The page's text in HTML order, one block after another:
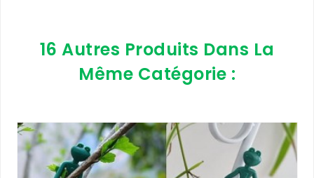
16 Autres Produits Dans La
Même Catégorie :